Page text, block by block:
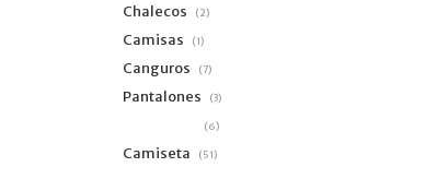
Chalecos (2)
Camisas (1)
Canguros (7)
Pantalones (3)
(6)
Camiseta (51)